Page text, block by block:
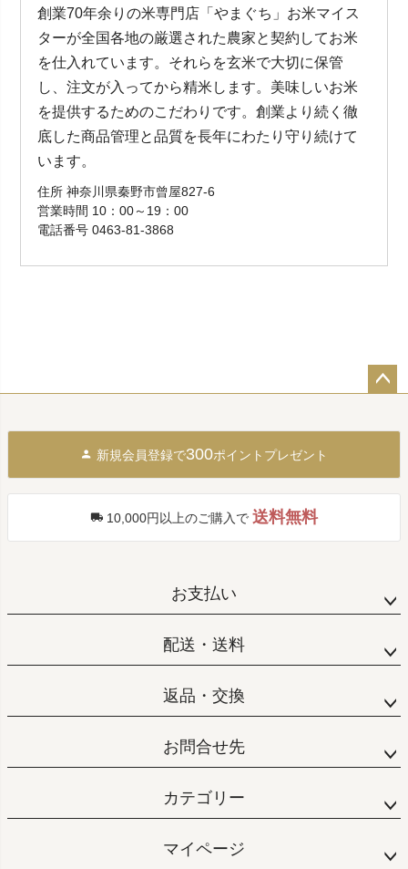
創業70年余りの米専門店「やまぐち」お米マイス
ターが全国各地の厳選された農家と契約してお米
を仕入れています。それらを玄米で大切に保管
し、注文が入ってから精米します。美味しいお米
を提供するためのこだわりです。創業より続く徹
底した商品管理と品質を長年にわたり守り続けて
います。
住所 神奈川県秦野市曾屋827-6
営業時間 10：00～19：00
電話番号 0463-81-3868
新規会員登録で300ポイントプレゼント
10,000円以上のご購入で 送料無料
お支払い
配送・送料
返品・交換
お問合せ先
カテゴリー
マイページ